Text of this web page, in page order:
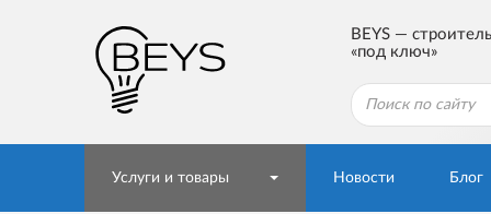
BEYS —
«под ключ»
Услуги и товары Новости Блог